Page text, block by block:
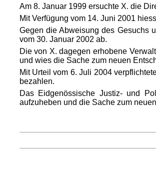
Am 8. Januar 1999 ersuchte X. die
Mit Verfügung vom 14. Juni 2001
Gegen die Abweisung des Gesuchs
vom 30. Januar 2002 ab.
Die von X. dagegen erhobene
und wies die Sache zum neuen
Mit Urteil vom 6. Juli 2004
bezahlen.
Das Eidgenössische Justiz- und
aufzuheben und die Sache zum